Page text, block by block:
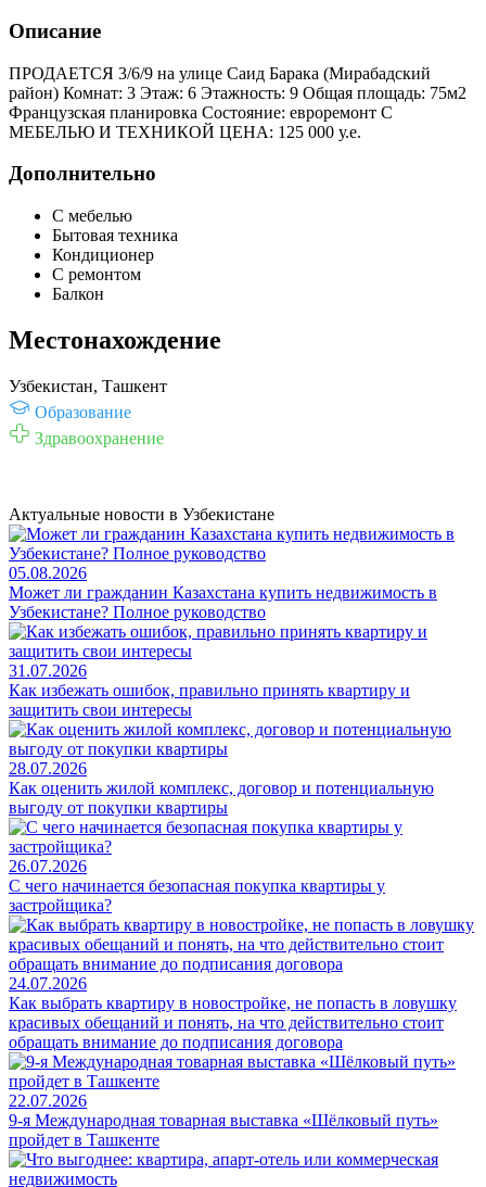
Описание
ПРОДАЕТСЯ 3/6/9 на улице Саид Барака (Мирабадский
район) Комнат: 3 Этаж: 6 Этажность: 9 Общая площадь: 75м2
Французская планировка Состояние: евроремонт С
МЕБЕЛЬЮ И ТЕХНИКОЙ ЦЕНА: 125 000 у.е.
Дополнительно
С мебелью
Бытовая техника
Кондиционер
С ремонтом
Балкон
Местонахождение
Узбекистан, Ташкент
Образование
Здравоохранение
Актуальные новости в Узбекистане
05.08.2026
Может ли гражданин Казахстана купить недвижимость в
Узбекистане? Полное руководство
31.07.2026
Как избежать ошибок, правильно принять квартиру и
защитить свои интересы
28.07.2026
Как оценить жилой комплекс, договор и потенциальную
выгоду от покупки квартиры
26.07.2026
С чего начинается безопасная покупка квартиры у
застройщика?
24.07.2026
Как выбрать квартиру в новостройке, не попасть в ловушку
красивых обещаний и понять, на что действительно стоит
обращать внимание до подписания договора
22.07.2026
9-я Международная товарная выставка «Шёлковый путь»
пройдет в Ташкенте